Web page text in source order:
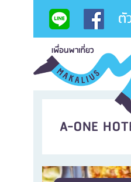
ตั
A-ONE